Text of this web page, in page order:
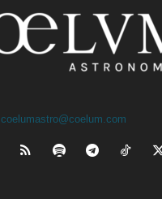
coelumastro@coelum.com